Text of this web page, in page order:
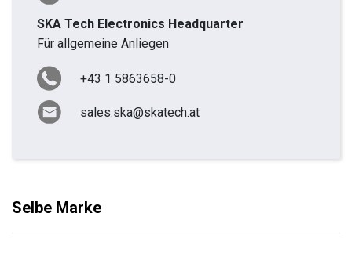
SKA Tech Electronics Headquarter
Für allgemeine Anliegen
+43 1 5863658-0
sales.ska@skatech.at
Selbe Marke